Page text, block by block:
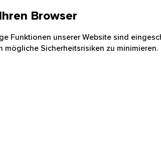
Browser
Funktionen unserer Website sind
mögliche Sicherheitsrisiken zu minimieren.